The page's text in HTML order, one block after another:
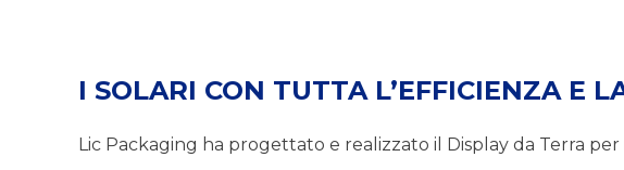
I SOLARI CON TUTTA L’EFFICIENZA E
Lic Packaging ha progettato e realizzato il Display da Terra per